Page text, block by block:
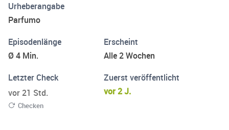
urkomisch. Jetzt reinhören und auf jeder Podcast-
Plattform abonnieren! www.parfumo.de Produziert von
Parfum: Eine olfaktorische Reise durch die Welt der Düfte
Parfum ist eine faszinierende und vielschichtige
Kunstform, die seit Jahrhunderten Menschen auf der
ganzen Welt begeistert. Mit seinen verlockenden Düften
und seiner komplexen Geschichte hat Parfum eine
einzigartige Faszination, die sowohl kulturell als auch
Urheberangabe
Parfumo
Episodenlänge
Ø 4 Min.
Erscheint
Alle 2 Wochen
Letzter Check
vor 21 Std.
Checken
Zuerst veröffentlicht
vor 2 J.